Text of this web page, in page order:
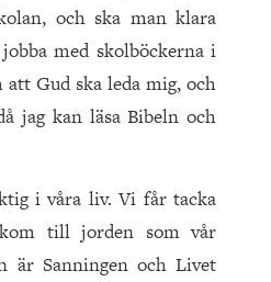
och ska man klara
med skolböckerna i
att Gud ska leda mig, och
jag kan läsa Bibeln och
i våra liv. Vi får tacka
till jorden som vår
är Sanningen och Livet